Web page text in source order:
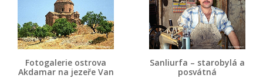
Fotogalerie ostrova
Akdamar na jezeře Van
Sanliurfa – starobylá a
posvátná